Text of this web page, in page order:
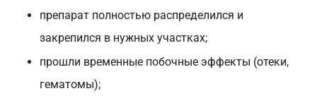
препарат полностью распределился и
закрепился в нужных участках;
прошли временные побочные эффекты (отеки,
гематомы);